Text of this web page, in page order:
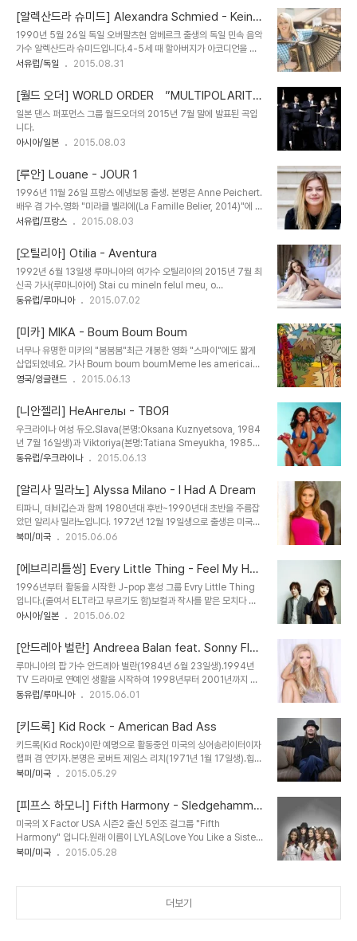
Donnas(여성 멤버로만 이루어진 하드락 밴드)"의 레코드를 들으면
서 뮤지션의 꿈을 갖게 되었다고 한다. Lyrics "Ex's & Oh's" Well, I
had me a boy, turned him into a manI showed him all
the things that he didn't understandWhoa, and then I
let him go Now, there's one in California who's ..
[알렉산드라 슈미드] Alexandra Schmied - Keine
Angst vor großen Mädchen
1990년 5월 26일 독일 오버팔츠현 암베르크 출생의 독일 민속 음악
가수 알렉산드라 슈미드입니다.4-5세 때 할아버지가 아코디언을 연
주하는 것을 보고 매료되어 음악에 대한 열정을 발견했다고 합니다.
서유럽/독일 2015.08.31
[월드 오더] WORLD ORDER ”MULTIPOLARIT
Y”
일본 댄스 퍼포먼스 그룹 월드오더의 2015년 7월 말에 발표된 곡입
니다.
아시아/일본
2015.08.03
[루안] Louane - JOUR 1
1996년 11월 26일 프랑스 에냉보몽 출생. 본명은 Anne Peichert.
배우 겸 가수.영화 "미라클 벨리에(La Famille Belier, 2014)"에 주
연으로 출연하여 세자르상과 루미에르상 신인여우상을 수상했다. 가
l'amour supreme Dis-moi que tu m'aimesJe veux un
jour numero 2Une suite a l'hotel, supplement mortelJe
t'ai regarde toute la nuitDanser sur mon ame les plus
permis9 joursLa vie c'est du velour et l'eternite, une
necessiteJ..
서유럽/프랑스 2015.08.03
[오틸리아] Otilia - Aventura
1992년 6월 13일생 루마니아의 여가수 오틸리아의 2015년 7월 최
신곡 가사(루마니아어) Stai cu mineIn felul meu, o
bilioneraDeci mi-ar placea Stai cu mineIn felul meu, o
bilioneraImi place, de asemenea, yahora Stai cu mineIn
felul meu, o bilioneraNu vreau o aventura Quero Quero
Quero asemenea spuneCand ma atingi, ma duc na na
na na naCand Quero asemenea spune sa ma saruti,..
동유럽/루마니아 2015.07.02
[미카] MIKA - Boum Boum Boum
너무나 유명한 미카의 "붐붐붐"최근 개봉한 영화 "스파이"에도 짧게
삽입되었네요. 가사 Boum boum boumMeme les americains
comprennentBoum boum boumBoum boum
contexteOn a toujours un bon pretextePour tomber nos
"fruit of the loom"Quand toi et moi on fait boum boum
boumQuand t'es pas la j'fais n'importe quoiJ'prends
des kilos de tequilasJe chante les chansons d'Oum
KalthoumJe ne pense qu'a no..
영국/잉글랜드 2015.06.13
[니안젤리] НеАнгелы - ТВОЯ
우크라이나 여성 듀오.Slava(본명:Oksana Kuznyetsova, 1984
년 7월 16일생)과 Viktoriya(본명:Tatiana Smeyukha, 1985년
12월 13일생) 가 멤버. 가사 Мечты, словно тонкие
счастливымиВедь мы ими были когда-тоСкажи мне
какими аккордамиПечаль разбередила мою боль?Не
буду ни сильной ни гордоюМне просто нужна твоя
любовьПрипев:Потому что я твоя, всему остальному
не верьПотому что я твоя - и ..
동유럽/우크라이나 2015.06.13
[알리사 밀라노] Alyssa Milano - I Had A Dream
티파니, 데비깁슨과 함께 1980년대 후반~1990년대 초반을 주름잡
았던 알리사 밀라노입니다. 1972년 12월 19일생으로 출생은 미국이
지만 이탈리아계 후손입니다. 1985년 영화 "코만도"에서 아놀드 옹
dream, dream, dream, dream, dream Sometime it's
seems the world is getting you down Sometimes it's
seems a friend could never be found And your lost in
an desporation with no rainbow inside But sometimes
you find your dreams can really come..
북미/미국 2015.06.06
[에브리리틀씽] Every Little Thing - Feel My Hea
rt
1996년부터 활동을 시작한 J-pop 혼성 그룹 Evry Little Thing
입니다.(줄여서 ELT라고 부르기도 함)보컬과 작사를 맡은 모치다 카
오리(1978년 3월 24일생)와 기타를 맡은 이토 이치로(1967년 11
(1969년 5월 17일생)으로 결성되었다가이가라시 미쓰루가 프로듀
싱에 전념하고자 2000년에 탈퇴하여 현재 2인조로 활동중입니
다.199년대 후반을 대표하는 J-pop 밴드로 일본 뿐만 아니라 한국
에서도 상당한 인기를 누렸었죠. 가사 寂しさに耐えきれないほど
苦しい日もあるけれど傷つくことを受け止めるたび優しさを
続けて 見えない明日を手さぐりで探そう ※(easy
come,easy go..
아시아/일본 2015.06.02
[안드레아 벌란] Andreea Balan feat. Sonny Fla
me - IUBI
루마니아의 팝 가수 안드레아 벌란(1984년 6월 23일생).1994년
TV 드라마로 연예인 생활을 시작하여 1998년부터 2001년까지 그
룹 "안드레"의 멤버로 활동하다가현재는 솔로로 활동중. 가사 Oh
vad, inima intreaba de tineSimt cum arde, arde iubirea-
n mineChiar si-o secunda de mi-ai daMi-ar ajunge sa
ma pierd in privirea taArde, arde iubirea-n mineOh ooh
oh Iubi iubi haiIubi iubi hai sa ne iubimIa si strange-ma
in brateIubi i..
동유럽/루마니아 2015.06.01
[키드록] Kid Rock - American Bad Ass
키드록(Kid Rock)이란 예명으로 활동중인 미국의 싱어송라이터이자
랩퍼 겸 연기자.본명은 로버트 제임스 리치(1971년 1월 17일생).힙합
으로 시작하여 랩/록으로 큰 성공을 거둔 아티스트입니다.이유는 모르
차 없게 되었습니다.우리에겐 유튜브가 있지만요... 가사 YeahAnd I
set up and tore down this stage with my own two
handsWe've travel this land packed tight in mini
vansAnd all this for the fans, girls, money, and fameI
played their gameAnd as they scream my nameI will ..
북미/미국 2015.05.29
[피프스 하모니] Fifth Harmony - Sledgehamme
r미국의 X Factor USA 시즌2 출신 5인조 걸그룹 "Fifth
Harmony" 입니다.원래 이름이 LYLAS(Love You Like a Sister
라는 의미라네요)였는데브루노 마스의 4명의 자매로 이루어진 "The
you could take my pulse right nowIt would feel just like
북미/미국 2015.05.28
더보기